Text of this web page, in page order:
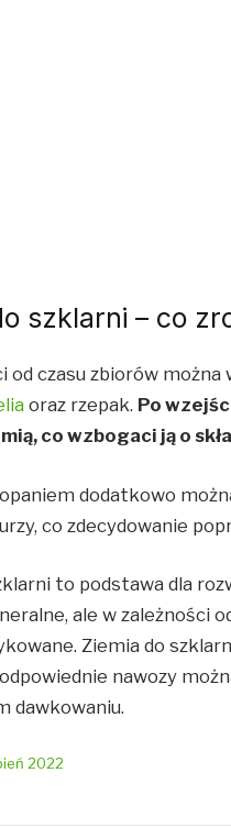
szklarni – co
od czasu zbiorów
oraz rzepak. Po
co wzbogaci ją o
dodatkowo
co zdecydowanie
to podstawa dla
ale w zależności
Ziemia do
nawozy
dawkowaniu.
2022